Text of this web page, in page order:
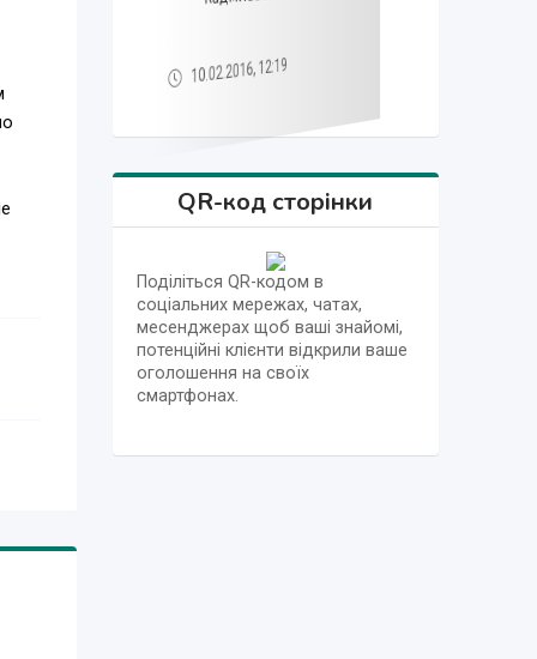
10.02.2016, 12:19
10.02.2016, 12:20
10.02.2016, 12:20
10.02.2016, 12:1910.02.2016, 12:20
QR-код сторінки
Поділіться QR-кодом в
соціальних мережах, чатах,
месенджерах щоб ваші знайомі,
потенційні клієнти відкрили ваше
оголошення на своїх
смартфонах.